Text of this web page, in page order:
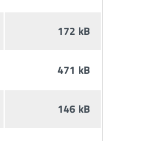
172 kB
471 kB
146 kB